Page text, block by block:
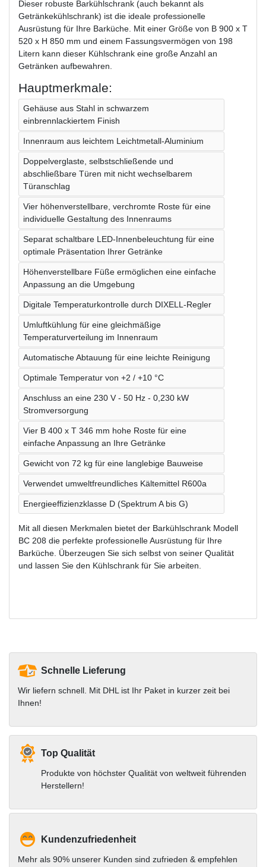
Dieser robuste Barkühlschrank (auch bekannt als
Getränkekühlschrank) ist die ideale professionelle
Ausrüstung für Ihre Barküche. Mit einer Größe von B 900 x T
520 x H 850 mm und einem Fassungsvermögen von 198
Litern kann dieser Kühlschrank eine große Anzahl an
Getränken aufbewahren.
Hauptmerkmale:
Gehäuse aus Stahl in schwarzem
einbrennlackiertem Finish
Innenraum aus leichtem Leichtmetall-Aluminium
Doppelverglaste, selbstschließende und
abschließbare Türen mit nicht wechselbarem
Türanschlag
Vier höhenverstellbare, verchromte Roste für eine
individuelle Gestaltung des Innenraums
Separat schaltbare LED-Innenbeleuchtung für eine
optimale Präsentation Ihrer Getränke
Höhenverstellbare Füße ermöglichen eine einfache
Anpassung an die Umgebung
Digitale Temperaturkontrolle durch DIXELL-Regler
Umluftkühlung für eine gleichmäßige
Temperaturverteilung im Innenraum
Automatische Abtauung für eine leichte Reinigung
Optimale Temperatur von +2 / +10 °C
Anschluss an eine 230 V - 50 Hz - 0,230 kW
Stromversorgung
Vier B 400 x T 346 mm hohe Roste für eine
einfache Anpassung an Ihre Getränke
Gewicht von 72 kg für eine langlebige Bauweise
Verwendet umweltfreundliches Kältemittel R600a
Energieeffizienzklasse D (Spektrum A bis G)
Mit all diesen Merkmalen bietet der Barkühlschrank Modell
BC 208 die perfekte professionelle Ausrüstung für Ihre
Barküche. Überzeugen Sie sich selbst von seiner Qualität
und lassen Sie den Kühlschrank für Sie arbeiten.
Schnelle Lieferung
Wir liefern schnell. Mit DHL ist Ihr Paket in kurzer zeit bei
Ihnen!
Top Qualität
Produkte von höchster Qualität von weltweit führenden
Herstellern!
Kundenzufriedenheit
Mehr als 90% unserer Kunden sind zufrieden & empfehlen